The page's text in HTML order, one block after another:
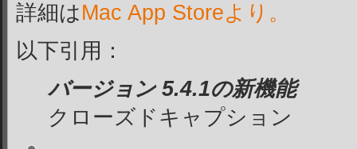
詳細はMac App Storeより。
以下引用：
バージョン 5.4.1の新機能
クローズドキャプション